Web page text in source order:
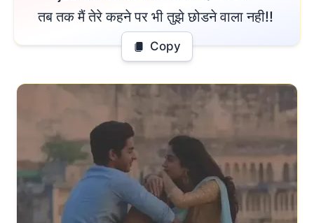
तब तक मैं तेरे कहने पर भी तुझे छोडने वाला नही!!
Copy